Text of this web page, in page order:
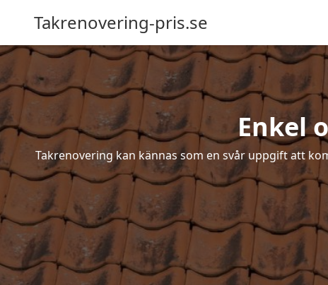
Takrenovering-pris.se
Enkel
Takrenovering kan kännas som en svår uppgift att